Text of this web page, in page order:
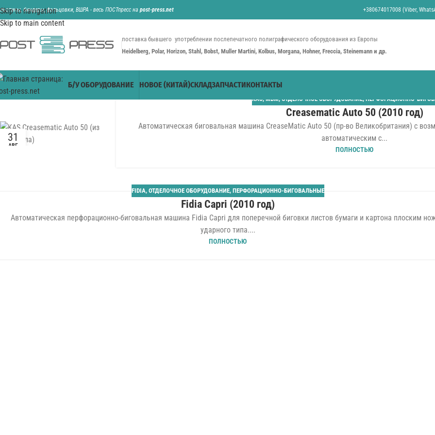
Skip to navigation
Skip to main content
биндеры, фальцовки, ВШРА - весь ПОСТпресс на post-press.net +380674017008 (Viber,
поставка бывшего употреблении послепечатного полиграфического оборудования из Европы
Heidelberg, Polar, Horizon, Stahl, Bobst, Muller Martini, Kolbus, Morgana, Hohner, Freccia, Steinemann и др.
Б/У ОБОРУДОВАНИЕ НОВОЕ (КИТАЙ)СКЛАДЗАПЧАСТИКОНТАКТЫ
31
АВГ
KAS, MBM, ОТДЕЛОЧНОЕ ОБОРУДОВАНИЕ, ПЕРФОРАЦИОННО-
Creasematic Auto 50 (2010 год)
Автоматическая биговальная машина CreaseMatic Auto 50 (пр-во Великобритания) с
автоматическим с...
ПОЛНОСТЬЮ
FIDIA, ОТДЕЛОЧНОЕ ОБОРУДОВАНИЕ, ПЕРФОРАЦИОННО-БИГОВАЛЬНЫЕ
Fidia Capri (2010 год)
Автоматическая перфорационно-биговальная машина Fidia Capri для поперечной биговки листов бумаги и картона плоским
ударного типа....
ПОЛНОСТЬЮ